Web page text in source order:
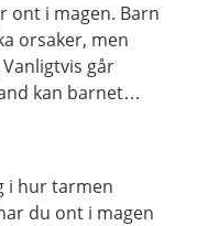
ont i magen. Barn
orsaker, men
går
kan barnet
i hur tarmen
du ont i magen